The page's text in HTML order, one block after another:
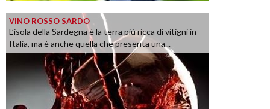
VINO ROSSO SARDO
L’isola della Sardegna è la terra più ricca di vitigni in
Italia, ma è anche quella che presenta una...